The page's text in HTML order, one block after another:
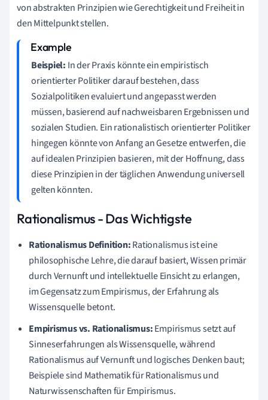
von abstrakten Prinzipien wie Gerechtigkeit und Freiheit in
den Mittelpunkt stellen.
Beispiel: In der Praxis könnte ein empiristisch
orientierter Politiker darauf bestehen, dass
Sozialpolitiken evaluiert und angepasst werden
müssen, basierend auf nachweisbaren Ergebnissen und
sozialen Studien. Ein rationalistisch orientierter Politiker
hingegen könnte von Anfang an Gesetze entwerfen, die
auf idealen Prinzipien basieren, mit der Hoffnung, dass
diese Prinzipien in der täglichen Anwendung universell
gelten könnten.
Rationalismus - Das Wichtigste
Rationalismus Definition:Rationalismus ist eine
philosophische Lehre, die darauf basiert, Wissen primär
durch Vernunft und intellektuelle Einsicht zu erlangen,
im Gegensatz zum Empirismus, der Erfahrung als
Wissensquelle betont.
Empirismus vs. Rationalismus:Empirismus setzt auf
Sinneserfahrungen als Wissensquelle, während
Rationalismus auf Vernunft und logisches Denken baut;
Beispiele sind Mathematik für Rationalismus und
Naturwissenschaften für Empirismus.